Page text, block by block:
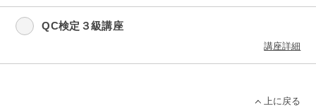
QC検定３級講座
講座詳細
上に戻る